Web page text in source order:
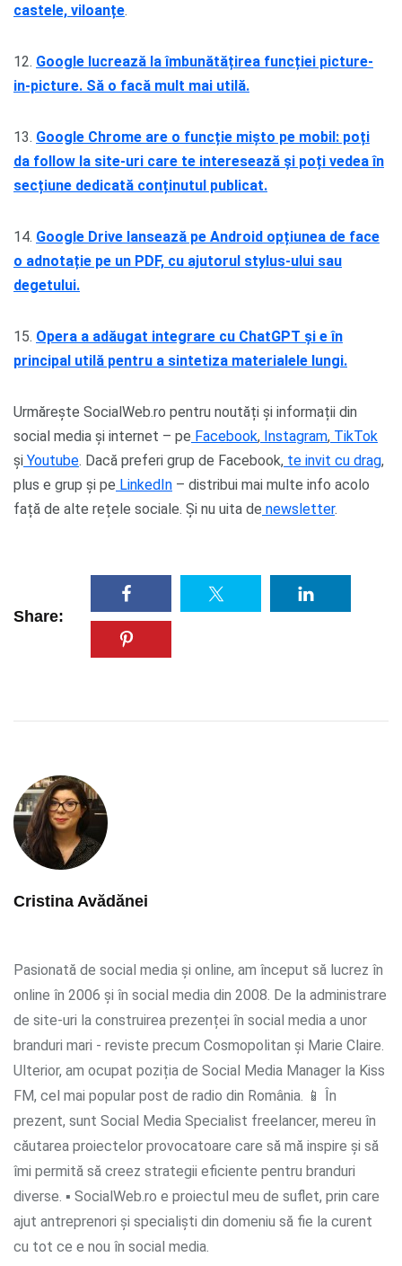
castele, viloanțe.
12. Google lucrează la îmbunătățirea funcției picture-
in-picture. Să o facă mult mai utilă.
13. Google Chrome are o funcție mișto pe mobil: poți
da follow la site-uri care te interesează și poți vedea în
secțiune dedicată conținutul publicat.
14. Google Drive lansează pe Android opțiunea de face
o adnotație pe un PDF, cu ajutorul stylus-ului sau
degetului.
15. Opera a adăugat integrare cu ChatGPT și e în
principal utilă pentru a sintetiza materialele lungi.
Urmărește SocialWeb.ro pentru noutăți și informații din
social media și internet – pe Facebook, Instagram, TikTok
și Youtube. Dacă preferi grup de Facebook, te invit cu drag,
plus e grup și pe LinkedIn – distribui mai multe info acolo
față de alte rețele sociale. Și nu uita de newsletter.
Share:
Cristina Avădănei
Pasionată de social media și online, am început să lucrez în
online în 2006 și în social media din 2008. De la administrare
de site-uri la construirea prezenței în social media a unor
branduri mari - reviste precum Cosmopolitan și Marie Claire.
Ulterior, am ocupat poziția de Social Media Manager la Kiss
FM, cel mai popular post de radio din România. 📱 În
prezent, sunt Social Media Specialist freelancer, mereu în
căutarea proiectelor provocatoare care să mă inspire și să
îmi permită să creez strategii eficiente pentru branduri
diverse. ▪ SocialWeb.ro e proiectul meu de suflet, prin care
ajut antreprenori și specialiști din domeniu să fie la curent
cu tot ce e nou în social media.